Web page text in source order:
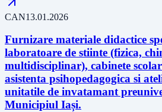
CAN13.01.2026
Furnizare materiale didactice
laboratoare de stiinte (fizica,
multidisciplinar), cabinete
asistenta psihopedagogica si
unitatile de invatamant
Municipiul Iași.